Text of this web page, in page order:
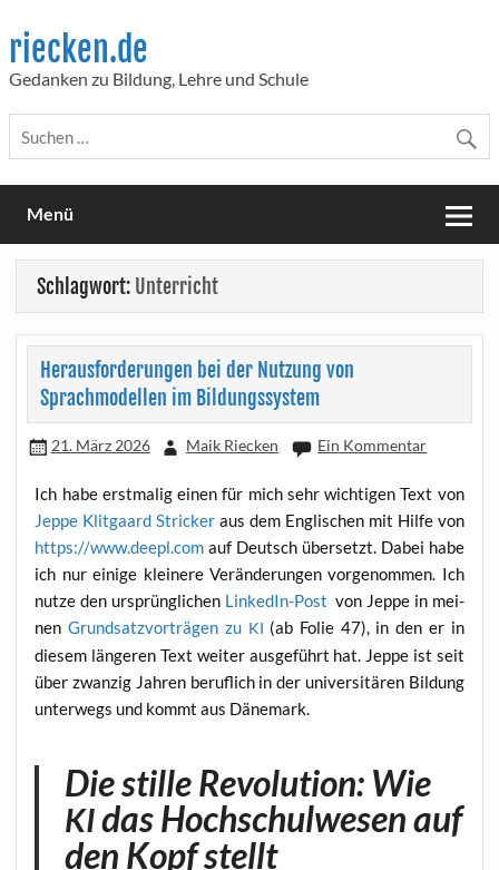
content
riecken.de
Gedanken zu Bildung, Lehre und Schule
Menü
Schlagwort: Unterricht
Herausforderungen bei der Nutzung von
Sprachmodellen im Bildungssystem
21. März 2026 Maik Riecken Ein Kommentar
Ich habe erst­ma­lig einen für mich sehr wich­ti­gen Text von
Jep­pe Klit­gaard Stri­cker aus dem Eng­li­schen mit Hil­fe von
https://www.deepl.com auf Deutsch über­setzt. Dabei habe
ich nur eini­ge klei­ne­re Ver­än­de­run­gen vor­ge­nom­men. Ich
nut­ze den ursprüng­li­chen Lin­ke­dIn-Post von Jep­pe in mei­
nenGrund­satz­vor­trä­gen zu KI (ab Folie 47), in den er in
die­sem län­ge­ren Text wei­ter aus­ge­führt hat. Jep­pe ist seit
über zwan­zig Jah­ren beruf­lich in der uni­ver­si­tä­ren Bil­dung
unter­wegs und kommt aus Dänemark.
Die stille Revolution: Wie
KIdas Hochschulwesen auf
den Kopf stellt